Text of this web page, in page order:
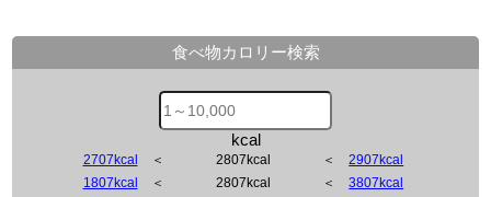
食べ物カロリー検索
kcal
2707kcal ＜ 2807kcal ＜2907kcal
1807kcal
＜ 2807kcal ＜3807kcal